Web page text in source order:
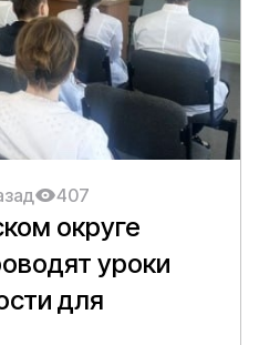
407
округе
уроки
для